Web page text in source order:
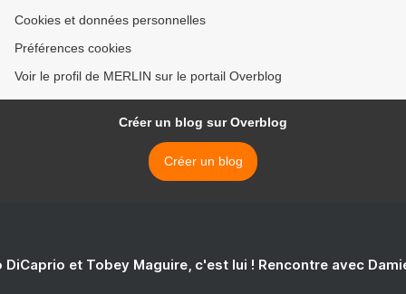
Cookies et données personnelles
Préférences cookies
Voir le profil de MERLIN sur le portail Overblog
Créer un blog sur Overblog
Créer un blog
DiCaprio et Tobey Maguire, c'est lui ! Rencontre avec